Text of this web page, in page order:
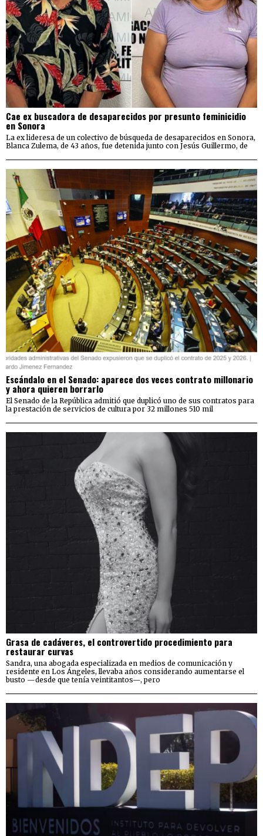
Cae ex buscadora de desaparecidos por presunto feminicidio
en Sonora
La ex lideresa de un colectivo de búsqueda de desaparecidos en Sonora,
Blanca Zulema, de 43 años, fue detenida junto con Jesús Guillermo, de
Escándalo en el Senado: aparece dos veces contrato millonario
y ahora quieren borrarlo
El Senado de la República admitió que duplicó uno de sus contratos para
la prestación de servicios de cultura por 32 millones 510 mil
Grasa de cadáveres, el controvertido procedimiento para
restaurar curvas
Sandra, una abogada especializada en medios de comunicación y
residente en Los Ángeles, llevaba años considerando aumentarse el
busto —desde que tenía veintitantos—, pero